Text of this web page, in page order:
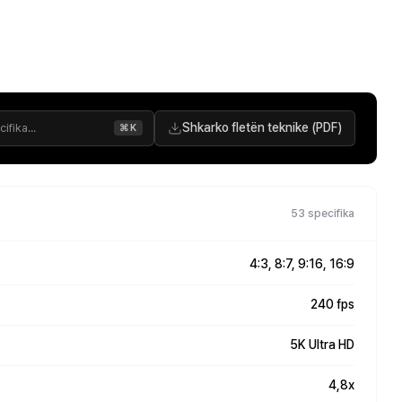
⌘K Shkarko fletën teknike (PDF)
53 specifika
4:3, 8:7, 9:16, 16:9
240 fps
5K Ultra HD
4,8x